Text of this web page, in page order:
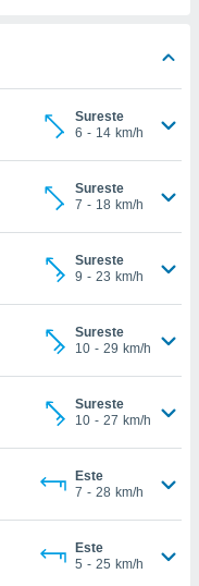
Sureste
6 - 14 km/h
Sureste
7 - 18 km/h
Sureste
9 - 23 km/h
Sureste
10 - 29 km/h
Sureste
10 - 27 km/h
Este
7 - 28 km/h
Este
5 - 25 km/h